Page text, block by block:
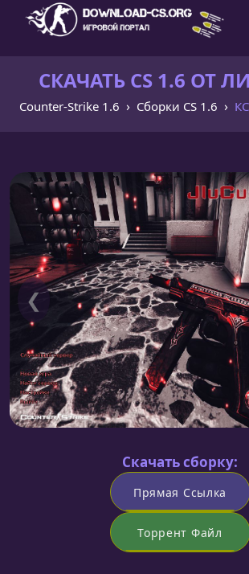
СКАЧАТЬ CS 1.6 ОТ
Counter-Strike 1.6 Сборки CS 1.6
❮
Скачать сборку:
Прямая Ссылка
Торрент Файл